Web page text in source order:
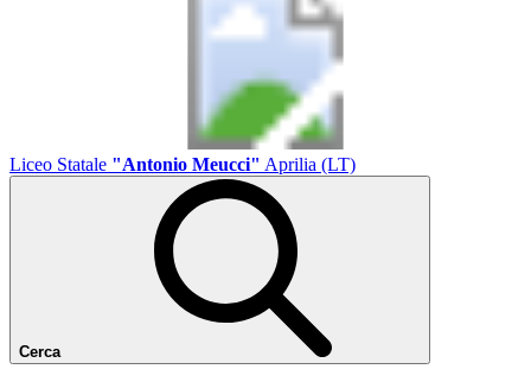
Liceo Statale "Antonio Meucci" Aprilia (LT)
Cerca